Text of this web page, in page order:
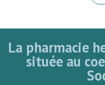
La pharmacie
située au